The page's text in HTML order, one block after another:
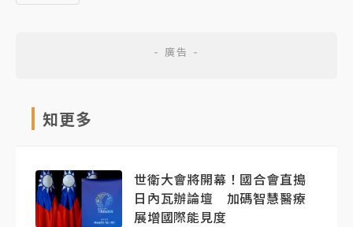
知更多
世衛大會將開幕！國合會直搗
日內瓦辦論壇 加碼智慧醫療
展增國際能見度